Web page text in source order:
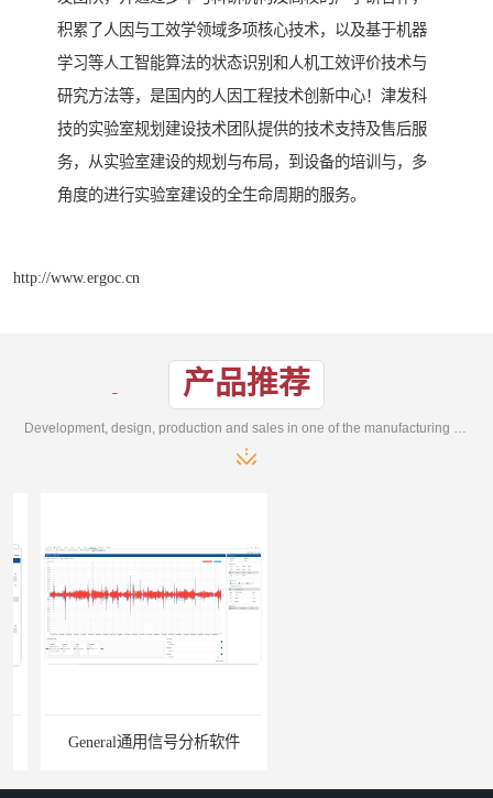
积累了人因与工效学领域多项核心技术，以及基于机器
学习等人工智能算法的状态识别和人机工效评价技术与
研究方法等，是国内的人因工程技术创新中心！津发科
技的实验室规划建设技术团队提供的技术支持及售后服
务，从实验室建设的规划与布局，到设备的培训与，多
角度的进行实验室建设的全生命周期的服务。
http://www.ergoc.cn
产品推荐
Development, design, production and sales in one of the manufacturing enterprises
General通用信号分析软件